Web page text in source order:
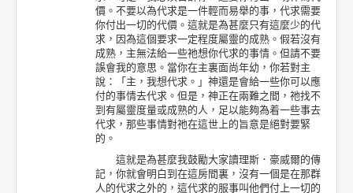
價。不要以為代求是一件輕而易舉的事，代求需要
你付出一切的代價。這就是為甚麼只有這麼少的代
求，因為這個要求一定程度屬靈的成熟。假若沒有
成熟，主無法給一些祂想你代求的事情。但請不要
誤會我的意思。當你在主裏面尚年幼，你若對主
說：「主，我想代求。」神還是會給一些你可以應
付的事情去代求。但是，神正在兩難之間，祂找不
到有屬靈度量或成熟的人，足以能夠為着一些事去
代求，那些事情對祂在這世上的旨意是絕對要緊
的。
這就是為甚麼我鼓勵大家讀理斯．豪威爾的傳
記，你就會明白到在這房間裏，沒有一個是在那群
人的代求之外的，這代求的服事叫他們付上一切的